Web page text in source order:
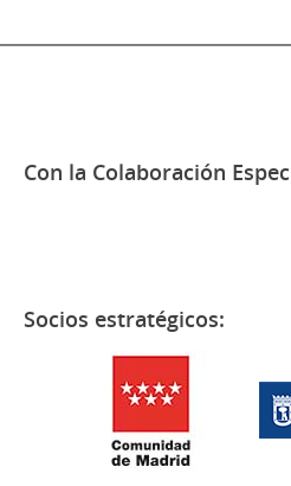
Con la Colaboración
Socios estratégicos: